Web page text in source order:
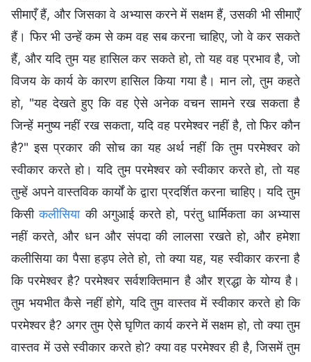
सीमाएँ हैं, और जिसका वे अभ्यास करने में सक्षम हैं, उसकी भी सीमाएँ
हैं। फिर भी उन्हें कम से कम वह सब करना चाहिए, जो वे कर सकते
हैं, और यदि तुम यह हासिल कर सकते हो, तो यह वह प्रभाव है, जो
विजय के कार्य के कारण हासिल किया गया है। मान लो, तुम कहते
हो, "यह देखते हुए कि वह ऐसे अनेक वचन सामने रख सकता है
जिन्हें मनुष्य नहीं रख सकता, यदि वह परमेश्वर नहीं है, तो फिर कौन
है?" इस प्रकार की सोच का यह अर्थ नहीं कि तुम परमेश्वर को
स्वीकार करते हो। यदि तुम परमेश्वर को स्वीकार करते हो, तो यह
तुम्हें अपने वास्तविक कार्यों के द्वारा प्रदर्शित करना चाहिए। यदि तुम
किसीकलीसियाकी अगुआई करते हो, परंतु धार्मिकता का अभ्यास
नहीं करते, और धन और संपदा की लालसा रखते हो, और हमेशा
कलीसिया का पैसा हड़प लेते हो, तो क्या यह, यह स्वीकार करना है
कि परमेश्वर है? परमेश्वर सर्वशक्तिमान है और श्रद्धा के योग्य है।
तुम भयभीत कैसे नहीं होगे, यदि तुम वास्तव में स्वीकार करते हो कि
परमेश्वर है? अगर तुम ऐसे घृणित कार्य करने में सक्षम हो, तो क्या तुम
वास्तव में उसे स्वीकार करते हो? क्या वह परमेश्वर ही है, जिसमें तुम